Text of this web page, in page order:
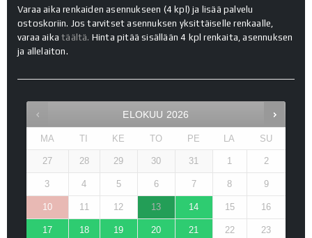
Varaa aika renkaiden asennukseen (4 kpl) ja lisää palvelu
ostoskoriin. Jos tarvitset asennuksen yksittäiselle renkaalle,
varaa aikatäältä. Hinta pitää sisällään 4 kpl renkaita, asennuksen
ja allelaiton.
ELOKUU 2026
MA TI KE TO PE LA SU
27 28 29 30 31 1 2
3 4 5 6 7 8 9
10 11 12 13 14 15 16
17 18 19 20 21 22 23